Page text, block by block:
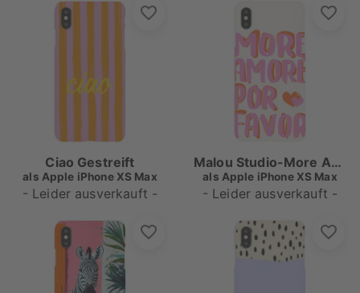
Ciao Gestreift
als Apple iPhone XS Max
- Leider ausverkauft -
Malou Studio-More Amore por Favore
als Apple iPhone XS Max
- Leider ausverkauft -